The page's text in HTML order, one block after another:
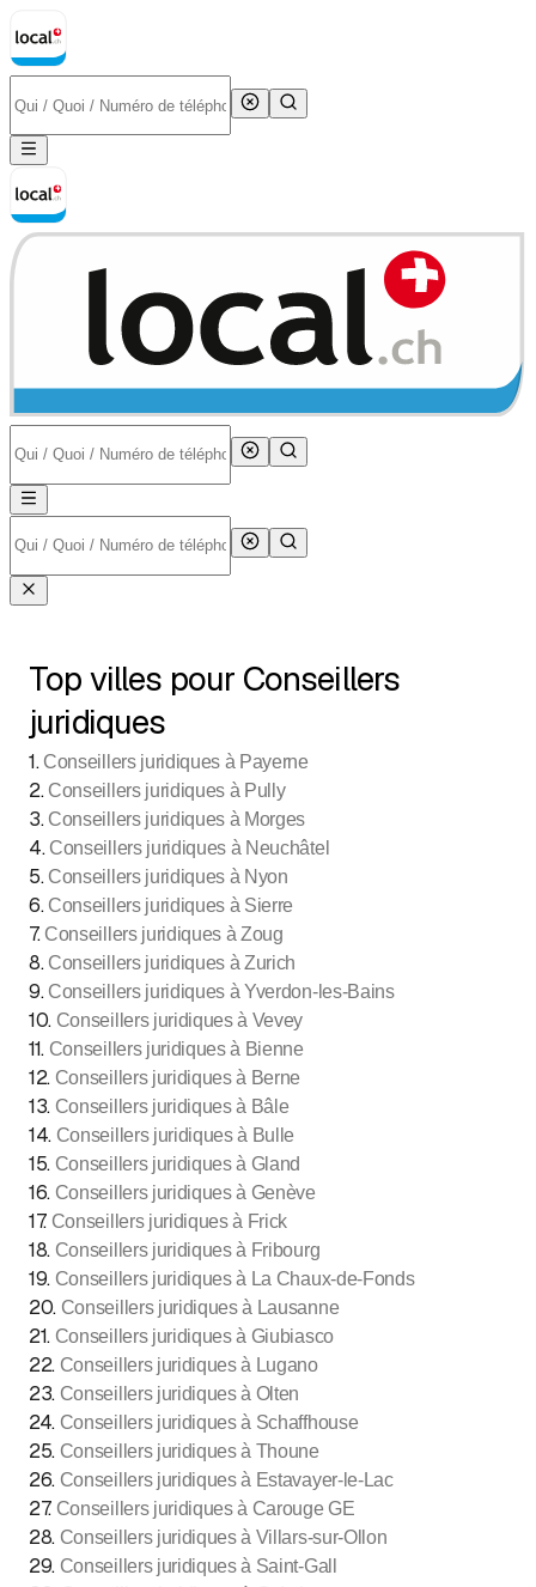
Top villes pour Conseillers
juridiques
1. Conseillers juridiques à Payerne
2. Conseillers juridiques à Pully
3. Conseillers juridiques à Morges
4. Conseillers juridiques à Neuchâtel
5. Conseillers juridiques à Nyon
6. Conseillers juridiques à Sierre
7. Conseillers juridiques à Zoug
8. Conseillers juridiques à Zurich
9. Conseillers juridiques à Yverdon-les-Bains
10. Conseillers juridiques à Vevey
11. Conseillers juridiques à Bienne
12. Conseillers juridiques à Berne
13. Conseillers juridiques à Bâle
14. Conseillers juridiques à Bulle
15. Conseillers juridiques à Gland
16. Conseillers juridiques à Genève
17. Conseillers juridiques à Frick
18. Conseillers juridiques à Fribourg
19. Conseillers juridiques à La Chaux-de-Fonds
20. Conseillers juridiques à Lausanne
21. Conseillers juridiques à Giubiasco
22. Conseillers juridiques à Lugano
23. Conseillers juridiques à Olten
24. Conseillers juridiques à Schaffhouse
25. Conseillers juridiques à Thoune
26. Conseillers juridiques à Estavayer-le-Lac
27. Conseillers juridiques à Carouge GE
28. Conseillers juridiques à Villars-sur-Ollon
29. Conseillers juridiques à Saint-Gall